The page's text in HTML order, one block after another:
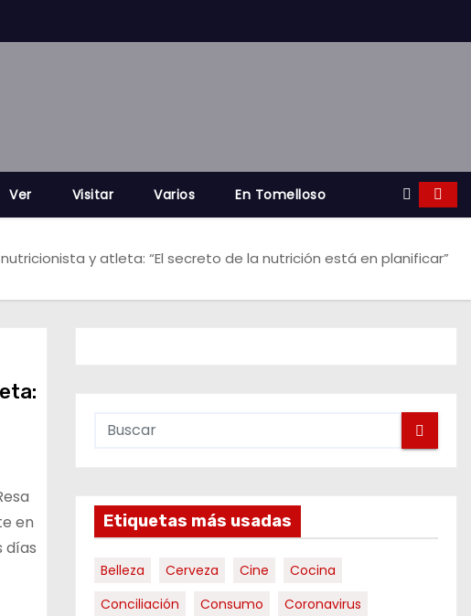
Ver Visitar Varios En Tomelloso
y atleta: “El secreto de la nutrición está en planificar”
en
días
Etiquetas más usadas
Belleza Cerveza Cine
Cocina
Conciliación
Consumo
Coronavirus